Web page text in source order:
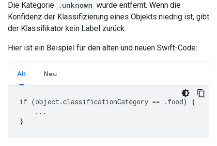
Die Kategorie .unknown wurde entfernt. Wenn die
Konfidenz der Klassifizierung eines Objekts niedrig ist, gibt
der Klassifikator kein Label zurück.
Hier ist ein Beispiel für den alten und neuen Swift-Code:
Alt Neu
if (object.classificationCategory == .food) {
    ...
}